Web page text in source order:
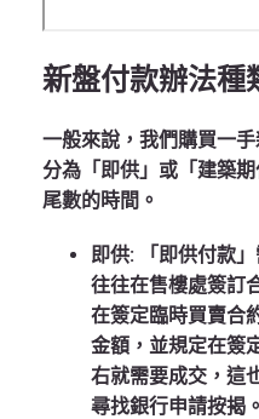
新盤付款辦法種
一般來說，我們購買一
分為「即供」或「建築
尾數的時間。
即供:
「即供付款
往往在售樓處簽訂
在簽定臨時買賣合
金額，並規定在簽
右就需要成交，這
尋找銀行申請按揭